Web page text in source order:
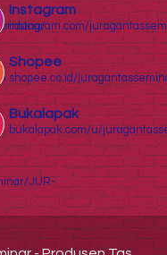
Instagram
instagram.com/
Shopee
shopee.co.id/
Bukalapak
bukalapak.com/u/
JUR-